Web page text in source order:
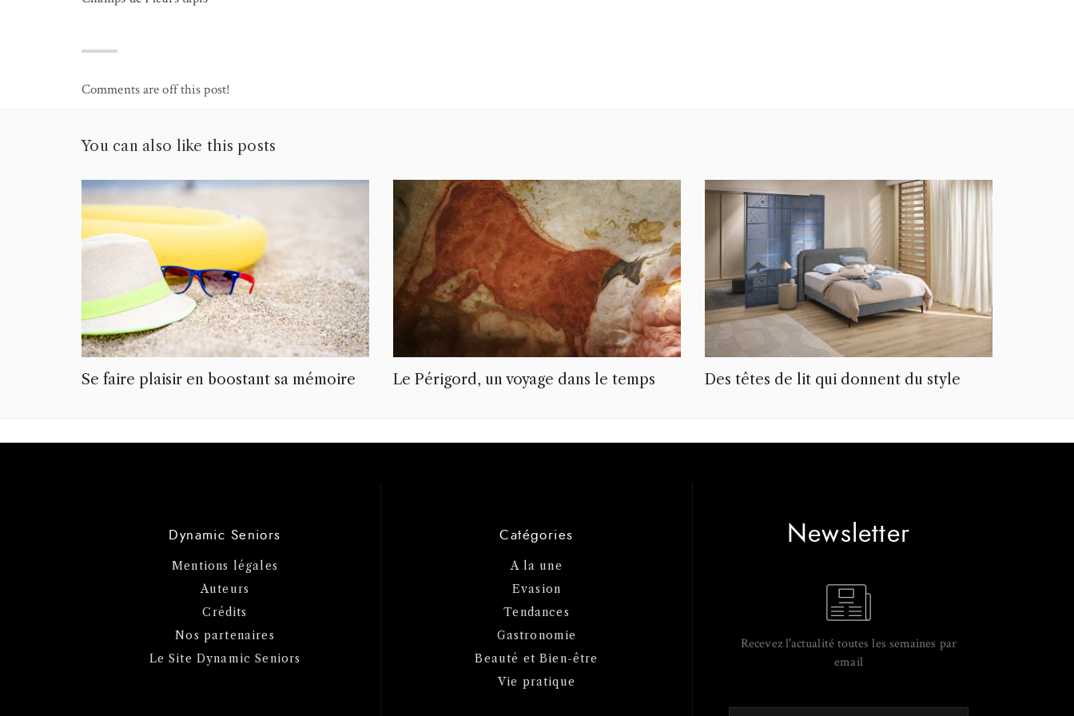
Comments are off this post!
You can also like this posts
Se faire plaisir en boostant sa mémoire Le Périgord, un voyage dans le temps Des têtes de lit qui donnent du style
Dynamic Seniors
Mentions légales
Auteurs
Crédits
Nos partenaires
Le Site Dynamic Seniors
Catégories
A la une
Evasion
Tendances
Gastronomie
Beauté et Bien-être
Vie pratique
Newsletter
Recevez l'actualité toutes les semaines par
email